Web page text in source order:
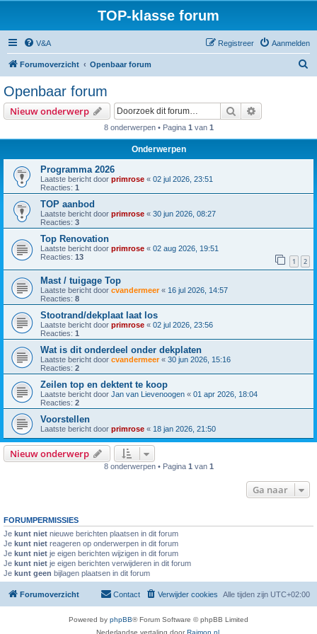
TOP-klasse forum
V&A Aanmelden
Registreer
Forumoverzicht Openbaar forum
Openbaar forum
Nieuw onderwerp Zoek
8 onderwerpen • Pagina 1 van 1
Onderwerpen
Programma 2026
Laatste bericht door primrose « 02 jul 2026, 23:51
Reacties: 1
TOP aanbod
Laatste bericht door primrose « 30 jun 2026, 08:27
Reacties: 3
Top Renovation
Laatste bericht door primrose « 02 aug 2026, 19:51
Reacties: 13 1 2
Mast / tuigage Top
Laatste bericht door cvandermeer« 16 jul 2026, 14:57
Reacties: 8
Stootrand/dekplaat laat los
Laatste bericht door primrose « 02 jul 2026, 23:56
Reacties: 1
Wat is dit onderdeel onder dekplaten
Laatste bericht door cvandermeer« 30 jun 2026, 15:16
Reacties: 2
Zeilen top en dektent te koop
Laatste bericht door Jan van Lievenoogen « 01 apr 2026, 18:04
Reacties: 2
Voorstellen
Laatste bericht door primrose « 18 jan 2026, 21:50
Nieuw onderwerp
8 onderwerpen • Pagina 1 van 1
Ga naar
FORUMPERMISSIES
Je kunt niet nieuwe berichten plaatsen in dit forum
Je kunt niet reageren op onderwerpen in dit forum
Je kunt niet je eigen berichten wijzigen in dit forum
Je kunt niet je eigen berichten verwijderen in dit forum
Je kunt geen bijlagen plaatsen in dit forum
Forumoverzicht Alle tijden zijn UTC+02:00
Verwijder cookies
Contact
Powered by phpBB® Forum Software © phpBB Limited
Nederlandse vertaling doorRaimon.nl.